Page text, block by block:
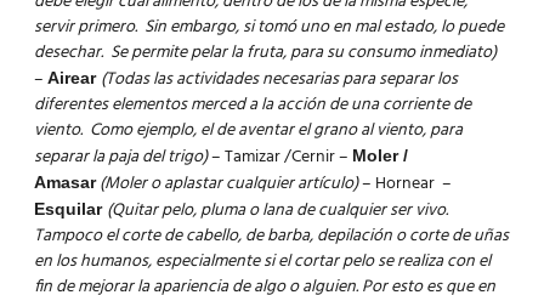
servir primero. Sin embargo, si tomó uno en mal estado, lo puede
desechar. Se permite pelar la fruta, para su consumo inmediato)
– Airear (Todas las actividades necesarias para separar los
diferentes elementos merced a la acción de una corriente de
viento. Como ejemplo, el de aventar el grano al viento, para
separar la paja del trigo)– Tamizar /Cernir – Moler /
Amasar (Moler o aplastar cualquier artículo)– Hornear –
Esquilar (Quitar pelo, pluma o lana de cualquier ser vivo.
Tampoco el corte de cabello, de barba, depilación o corte de uñas
en los humanos, especialmente si el cortar pelo se realiza con el
fin de mejorar la apariencia de algo o alguien. Por esto es que en